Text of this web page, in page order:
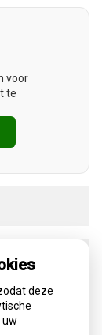
voor
te
deze
uw